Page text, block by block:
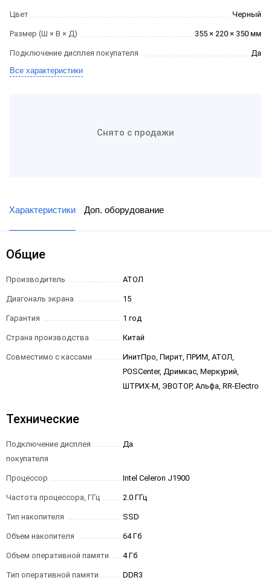
Цвет Черный
Размер (Ш × В × Д) 355 × 220 × 350 мм
Подключение дисплея покупателя
Да
Все характеристики
Снято с продажи
Характеристики Доп. оборудование
Общие
Производитель АТОЛ
Диагональ экрана 15
Гарантия 1 год
Страна производства Китай
Совместимо с кассами
ИнитПро, Пирит, ПРИМ, АТОЛ,
POSCenter, Дримкас, Меркурий,
ШТРИХ-М, ЭВОТОР, Альфа, RR-Electro
Технические
Подключение дисплея
покупателя
Да
Процессор Intel Celeron J1900
Частота процессора, ГГц 2.0 ГГц
Тип накопителя SSD
Объем накопителя 64 Гб
Объем оперативной памяти 4 Гб
Тип оперативной памяти DDR3